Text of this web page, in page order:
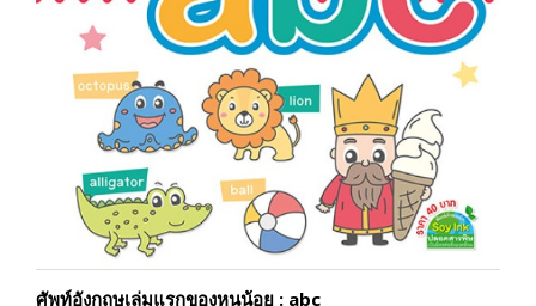
ศัพท์อังกฤษเล่มแรกของหนูน้อย : abc